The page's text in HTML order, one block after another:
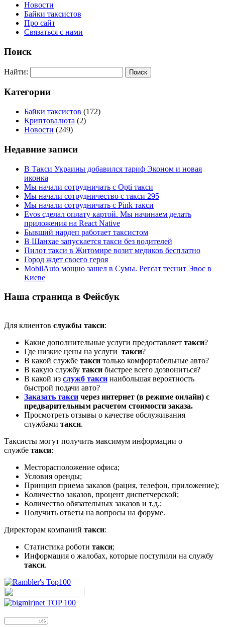
Новости
Байки таксистов
Про сайт
Связаться с нами
Поиск
Найти:
Категории
Байки таксистов (172)
Криптовалюта (2)
Новости (249)
Недавние записи
В Такси Украины добавился тариф Эконом и новая
иконка
Мы начали сотрудничать с Opti такси
Мы начали сотрудничество с такси 295
Мы начали сотрудничать с Pink такси
Evos сделал оплату картой. Мы начинаем делать
приложения на React Native
Бывший нардеп работает таксистом
В Шанхае запускается такси без водителей
Пилот такси в Житомире возит медиков бесплатно
Город ждет своего героя
MobilAuto мощно зашел в Сумы. Регсат теснит Эвос в
Киеве
Наша страница в Фейсбук
Для клиентов службы такси:
Какие дополнительные услуги предоставляет такси?
Где низкие цены на услуги такси?
В какой службе такси только комфортабельные авто?
В какую службу такси быстрее всего дозвониться?
В какой из служб такси наибольшая вероятность
быстрой подачи авто?
Заказать такси через интернет (в режиме онлайн) с
предварительным расчетом стоимости заказа.
Просмотреть отзывы о качестве обслуживания
службами такси.
Таксисты могут получить максимум информации о
службе такси:
Месторасположение офиса;
Условия оренды;
Принцип приема заказов (рация, телефон, приложение);
Количество заказов, процент диспетчерской;
Количество обязательных заказов и т.д.;
Получить ответы на вопросы на форуме.
Директорам компаний такси:
Статистика роботи такси;
Информация о жалобах, которые поступили на службу
такси.